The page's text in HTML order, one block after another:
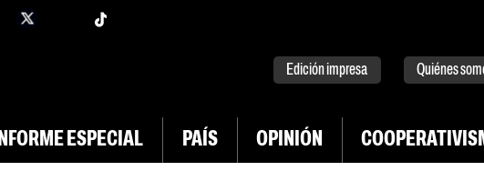
facebook
Edición impresa Quiénes
INFORME ESPECIAL PAÍS OPINIÓN